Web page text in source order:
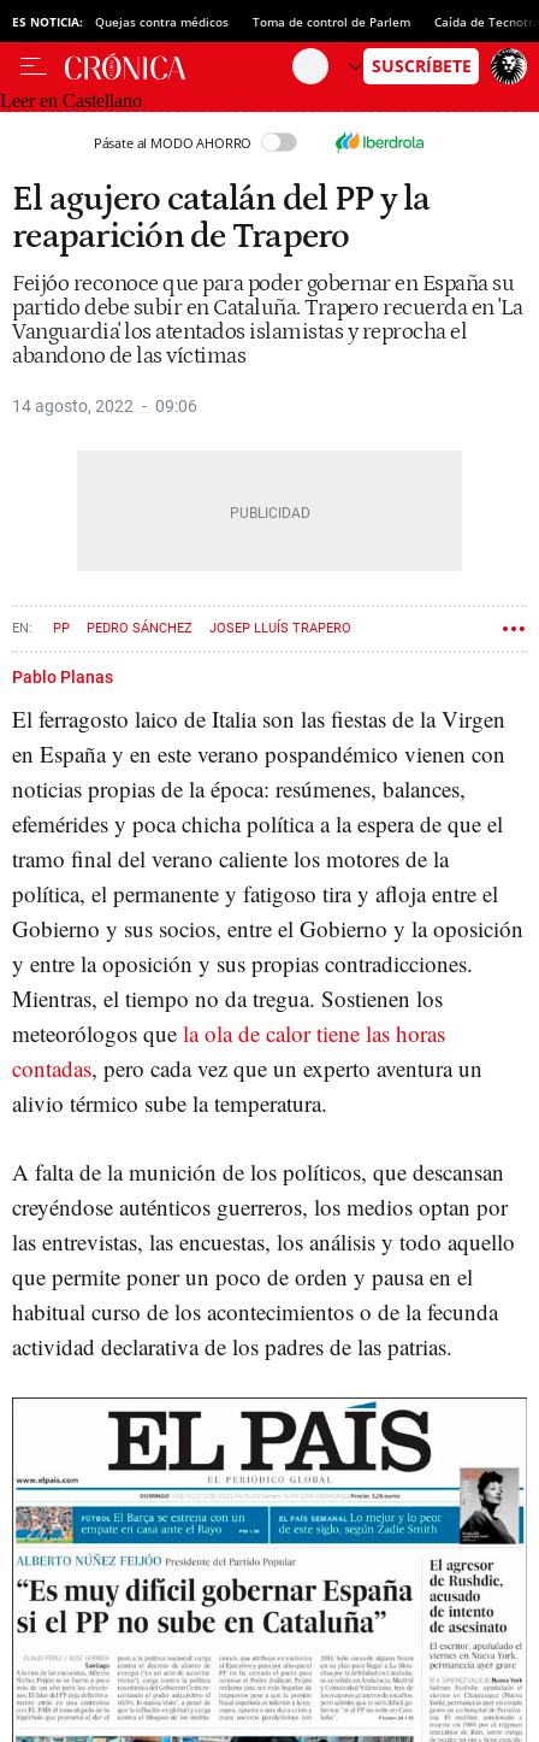
ES NOTICIA: Quejas contra médicos Toma de control de Parlem Caída de
Leer en Castellano
Pásate al MODO AHORRO
El agujero catalán del PP y la
reaparición de Trapero
Feijóo reconoce que para poder gobernar en España su
partido debe subir en Cataluña. Trapero recuerda en 'La
Vanguardia' los atentados islamistas y reprocha el
abandono de las víctimas
14 agosto, 2022 09:06
PP PEDRO SÁNCHEZ JOSEP LLUÍS TRAPERO
ALBERTO NÚÑEZ FEIJÓO
Pablo Planas
El ferragosto laico de Italia son las fiestas de la Virgen
en España y en este verano pospandémico vienen con
noticias propias de la época: resúmenes, balances,
efemérides y poca chicha política a la espera de que el
tramo final del verano caliente los motores de la
política, el permanente y fatigoso tira y afloja entre el
Gobierno y sus socios, entre el Gobierno y la oposición
y entre la oposición y sus propias contradicciones.
Mientras, el tiempo no da tregua. Sostienen los
meteorólogos que la ola de calor tiene las horas
contadas, pero cada vez que un experto aventura un
alivio térmico sube la temperatura.
A falta de la munición de los políticos, que descansan
creyéndose auténticos guerreros, los medios optan por
las entrevistas, las encuestas, los análisis y todo aquello
que permite poner un poco de orden y pausa en el
habitual curso de los acontecimientos o de la fecunda
actividad declarativa de los padres de las patrias.